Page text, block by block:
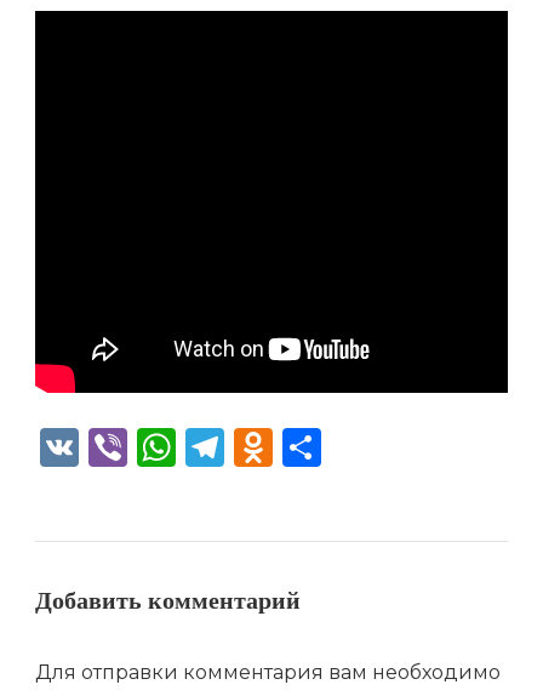
VK ViberWhatsApp
Telegram
Odnoklassniki
Добавить комментарий
Для отправки комментария вам необходимо